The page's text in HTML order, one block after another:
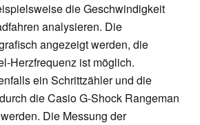
die Geschwindigkeit
analysieren. Die
angezeigt werden, die
Herzfrequenz ist möglich.
ein Schrittzähler und die
die Casio G-Shock Rangeman
Die Messung der